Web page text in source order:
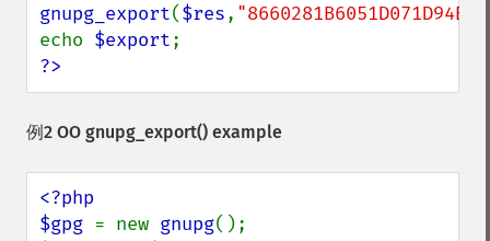
gnupg_export($res,
echo $export
?>
例2 OO gnupg_export() example
<?php
$gpg = new gnupg